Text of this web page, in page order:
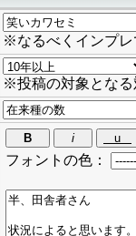
※なるべくインプレ
※投稿の対象となる
フォントの色：